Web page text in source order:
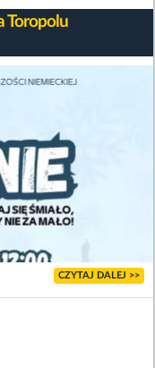
Toropolu
CZYTAJ DALEJ >>